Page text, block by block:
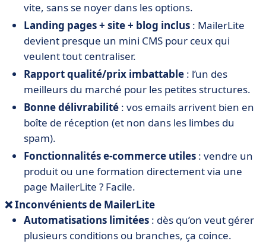
vite, sans se noyer dans les options.
Landing pages + site + blog inclus : MailerLite
devient presque un mini CMS pour ceux qui
veulent tout centraliser.
Rapport qualité/prix imbattable : l’un des
meilleurs du marché pour les petites structures.
Bonne délivrabilité : vos emails arrivent bien en
boîte de réception (et non dans les limbes du
spam).
Fonctionnalités e-commerce utiles : vendre un
produit ou une formation directement via une
page MailerLite ? Facile.
❌ Inconvénients de MailerLite
Automatisations limitées : dès qu’on veut gérer
plusieurs conditions ou branches, ça coince.